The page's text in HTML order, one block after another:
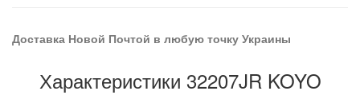
Доставка Новой Почтой в любую точку Украины
Характеристики 32207JR KOYO